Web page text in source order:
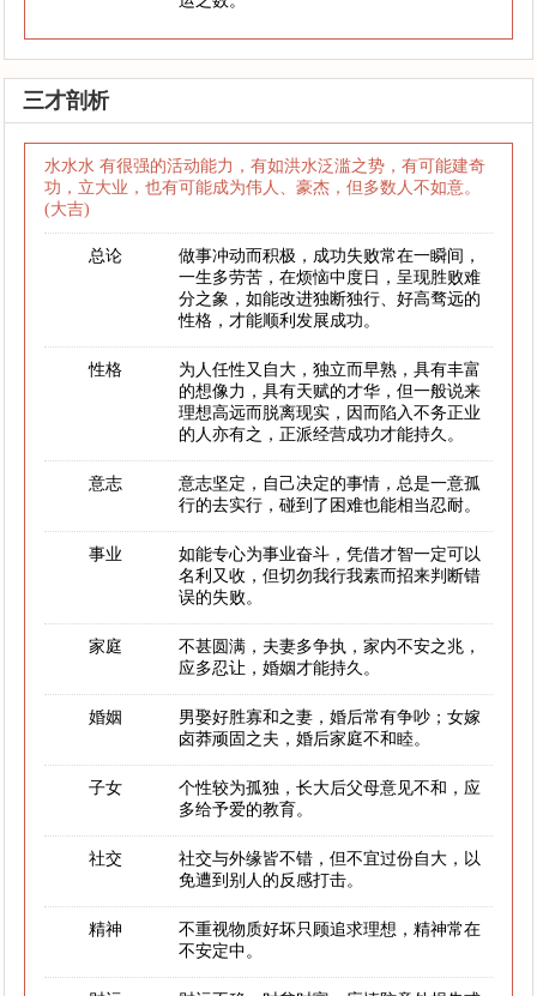
三才剖析
水水水 有很强的活动能力，有如洪水泛滥之势，有可能建奇
功，立大业，也有可能成为伟人、豪杰，但多数人不如意。
(大吉)
总论
做事冲动而积极，成功失败常在一瞬间，
一生多劳苦，在烦恼中度日，呈现胜败难
分之象，如能改进独断独行、好高骛远的
性格，才能顺利发展成功。
性格
为人任性又自大，独立而早熟，具有丰富
的想像力，具有天赋的才华，但一般说来
理想高远而脱离现实，因而陷入不务正业
的人亦有之，正派经营成功才能持久。
意志
意志坚定，自己决定的事情，总是一意孤
行的去实行，碰到了困难也能相当忍耐。
事业
如能专心为事业奋斗，凭借才智一定可以
名利又收，但切勿我行我素而招来判断错
误的失败。
家庭
不甚圆满，夫妻多争执，家内不安之兆，
应多忍让，婚姻才能持久。
婚姻
男娶好胜寡和之妻，婚后常有争吵；女嫁
卤莽顽固之夫，婚后家庭不和睦。
子女
个性较为孤独，长大后父母意见不和，应
多给予爱的教育。
社交
社交与外缘皆不错，但不宜过份自大，以
免遭到别人的反感打击。
精神
不重视物质好坏只顾追求理想，精神常在
不安定中。